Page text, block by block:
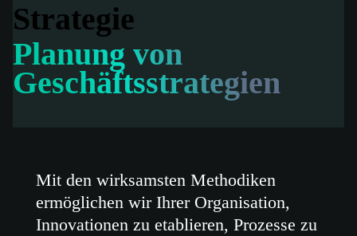
Strategie
Planung von
Geschäftsstrategien
Mit den wirksamsten Methodiken
ermöglichen wir Ihrer Organisation,
Innovationen zu etablieren, Prozesse zu